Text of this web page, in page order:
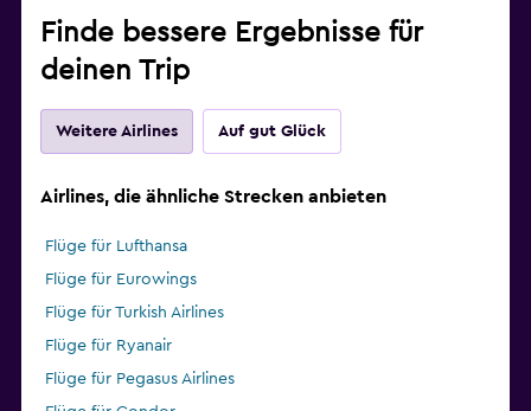
Finde bessere Ergebnisse für
deinen Trip
Weitere Airlines Auf gut Glück
Airlines, die ähnliche Strecken anbieten
Flüge für Lufthansa
Flüge für Eurowings
Flüge für Turkish Airlines
Flüge für Ryanair
Flüge für Pegasus Airlines